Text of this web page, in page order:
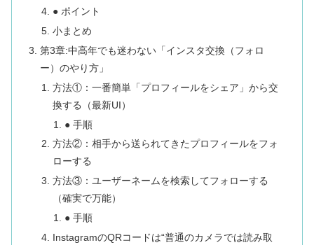
● ポイント
小まとめ
第3章:中高年でも迷わない「インスタ交換（フォロ
ー）のやり方」
方法①：一番簡単「プロフィールをシェア」から交
換する（最新UI）
● 手順
方法②：相手から送られてきたプロフィールをフォ
ローする
方法③：ユーザーネームを検索してフォローする
（確実で万能）
● 手順
InstagramのQRコードは“普通のカメラでは読み取